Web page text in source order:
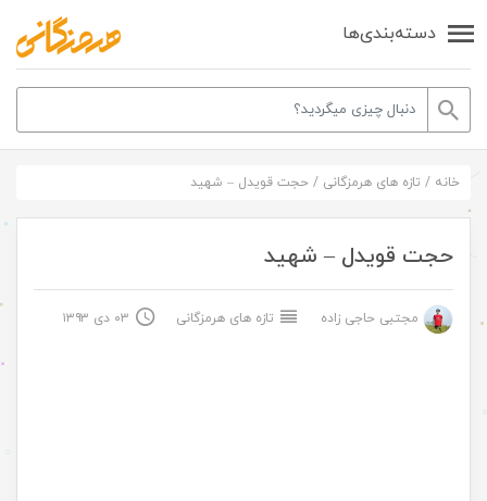
دسته‌بندی‌ها
خانه / تازه های هرمزگانی / حجت قویدل – شهید
حجت قویدل – شهید
مجتبی حاجی زاده تازه های هرمزگانی ۰۳ دی ۱۳۹۳